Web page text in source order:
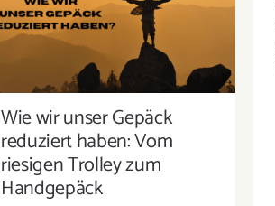
WIE WIR UNSER GEPÄCK
REDUZIERT HABEN: VOM
RIESIGEN TROLLEY ZUM
HANDGEPÄCK
Wie wir unser Gepäck
reduziert haben: Vom
riesigen Trolley zum
Handgepäck